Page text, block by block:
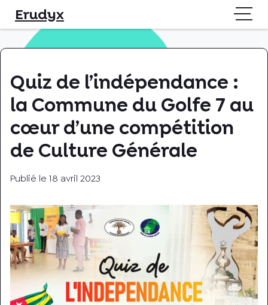
content
Erudyx
Quiz de l’indépendance :
la Commune du Golfe 7 au
cœur d’une compétition
de Culture Générale
Publié le 18 avril 2023